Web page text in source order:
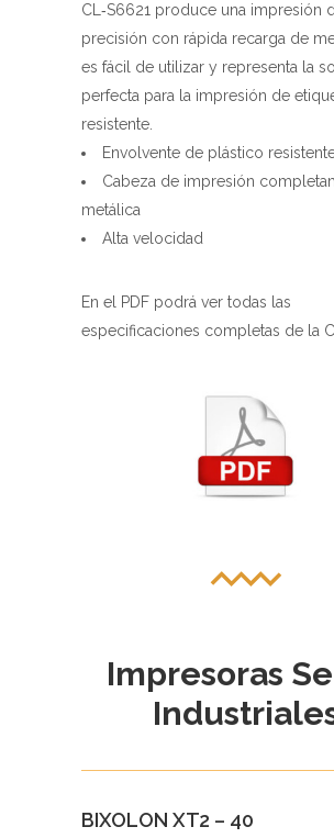
CL‑S6621 produce una impresión
precisión con rápida recarga de
es fácil de utilizar y representa la
perfecta para la impresión de
resistente.
Envolvente de plástico
Cabeza de impresión
metálica
Alta velocidad
En el PDF podrá ver todas las
especificaciones completas de la
Impresoras
BIXOLON XT2 – 40